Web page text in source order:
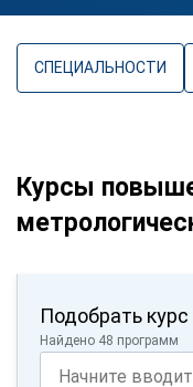
СПЕЦИАЛЬНОСТИ
Курсы
Подобрать курс
Найдено 48 программ